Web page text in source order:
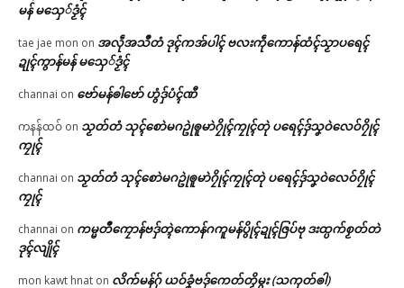
မန် မသှေ်ဒၟံၚ်
tae jae mon on အလဵုအသဳတံ ဒုၚ်ကအ်ပါၚ် ဗလးကဵုကောန်ထံၚ်သၟာပရေၚ်
ဍုၚ်ကွာန်မန် မသှေ်ဒၟံၚ်
channai on ဗော်မန်ၜါဗော် ဟွံဒှ်ပံၚ်ဏီ
ကနန်ထဝ် on သၟတ်တံ သုၚ်စောဲမဂဥုဲၜူမာဲဂၠိုၚ်ကၠုၚ်တုဲ ပရေၚ်ဒှ်သၞဝဲလေဝ်ဂၠိုၚ်
ကၠုၚ်
channai on သၟတ်တံ သုၚ်စောဲမဂဥုဲၜူမာဲဂၠိုၚ်ကၠုၚ်တုဲ ပရေၚ်ဒှ်သၞဝဲလေဝ်ဂၠိုၚ်
ကၠုၚ်
channai on ကမ္မတဳကၠောန်ဗဒှ်တ္ၚဲကောန်ဂကူမန်ပွိုၚ်ဍုၚ်ဇြပ်ဗု ဒးထ္ပက်စၟတ်တဲ
ဒုၚ်လျိုၚ်
mon kawt hnat on လိက်မန်ဂှ် ယဝ်ခၞံဗဒှ်ကေတ်တၟိမ္ဂး (သကုတ်ၜါ)